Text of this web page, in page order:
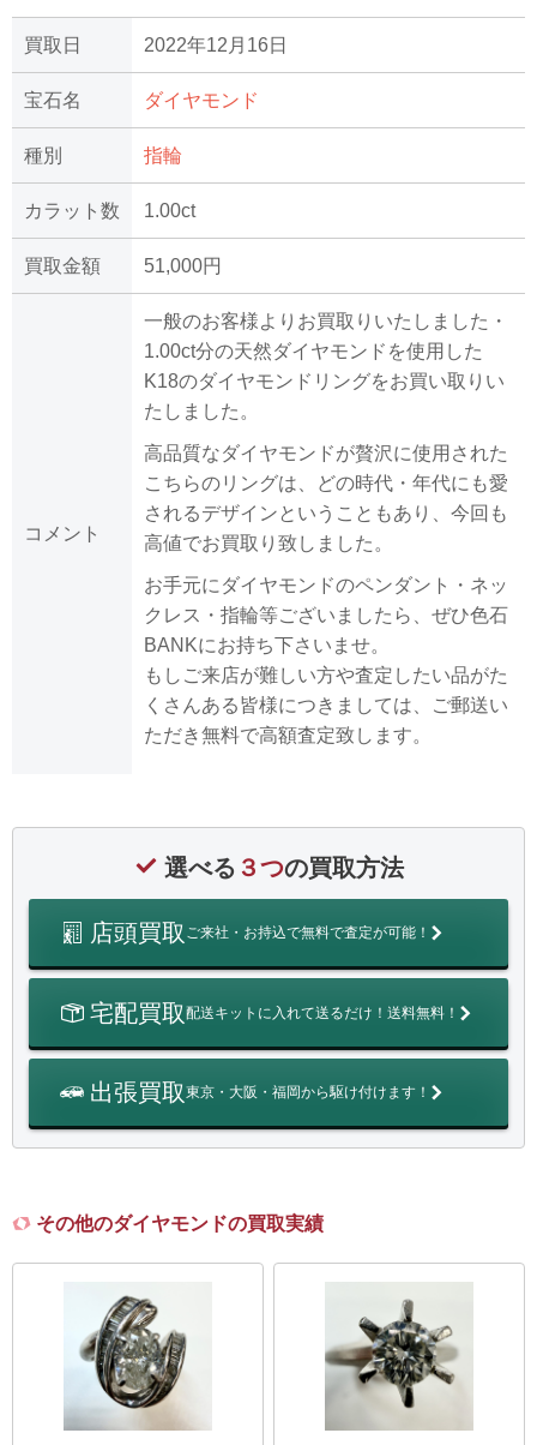
買取日 2022年12月16日
宝石名 ダイヤモンド
種別 指輪
カラット数 1.00ct
買取金額 51,000円
コメント
一般のお客様よりお買取りいたしました・
1.00ct分の天然ダイヤモンドを使用した
K18のダイヤモンドリングをお買い取りい
たしました。
高品質なダイヤモンドが贅沢に使用された
こちらのリングは、どの時代・年代にも愛
されるデザインということもあり、今回も
高値でお買取り致しました。
お手元にダイヤモンドのペンダント・ネッ
クレス・指輪等ございましたら、ぜひ色石
BANKにお持ち下さいませ。
もしご来店が難しい方や査定したい品がた
くさんある皆様につきましては、ご郵送い
ただき無料で高額査定致します。
選べる ３つの買取方法
店頭買取 ご来社・お持込で無料で査定が可能！
宅配買取配送キットに入れて送るだけ！送料無料！
出張買取東京・大阪・福岡から駆け付けます！
その他のダイヤモンドの買取実績